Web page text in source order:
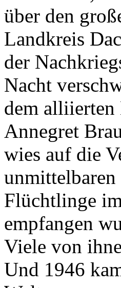
über den
Landkreis
der
Nacht
dem alliierten
Annegret
wies auf die
Flüchtlinge
empfangen
Viele von
Und 1946